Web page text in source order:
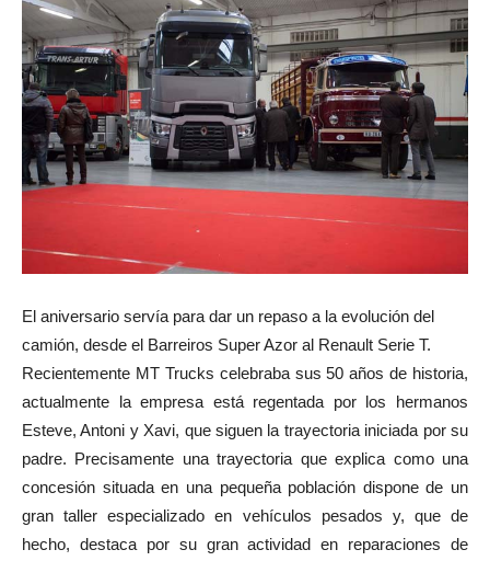
El aniversario servía para dar un repaso a la evolución del
camión, desde el Barreiros Super Azor al Renault Serie T.
Recientemente MT Trucks celebraba sus 50 años de historia,
actualmente la empresa está regentada por los hermanos
Esteve, Antoni y Xavi, que siguen la trayectoria iniciada por su
padre. Precisamente una trayectoria que explica como una
concesión situada en una pequeña población dispone de un
gran taller especializado en vehículos pesados y, que de
hecho, destaca por su gran actividad en reparaciones de